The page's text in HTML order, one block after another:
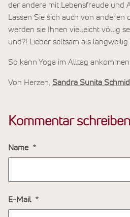
der andere mit Lebensfreude und
Lassen Sie sich auch von anderen
werden sie Ihnen vielleicht völlig
und?! Lieber seltsam als langweilig.
So kann Yoga im Alltag
Von Herzen, Sandra Sunita
Kommentar schreiben
Name
E-Mail